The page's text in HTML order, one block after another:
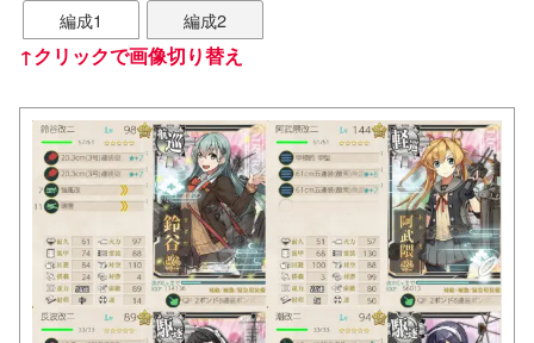
編成1 編成2
↑クリックで画像切り替え